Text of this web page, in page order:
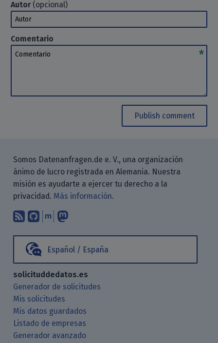
Autor(opcional)
Autor
Comentario
Comentario
Publish comment
Somos Datenanfragen.de e. V., una organización
ánimo de lucro registrada en Alemania. Nuestra
misión es ayudarte a ejercer tu derecho a la
privacidad. Más información.
Suscríbete a nuestro blog a través
Encuéntranos en GitHub
Encuéntranos en Matrix
Español / España
solicituddedatos.es
Generador de solicitudes
Mis solicitudes
Mis datos guardados
Listado de empresas
Generador avanzado